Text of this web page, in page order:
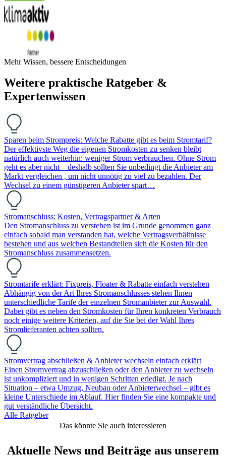
Mehr Wissen, bessere Entscheidungen
Weitere praktische Ratgeber &
Expertenwissen
Sparen beim Strompreis: Welche Rabatte gibt es beim Stromtarif?
Der effektivste Weg die eigenen Stromkosten zu senken bleibt
natürlich auch weiterhin: weniger Strom verbrauchen. Ohne Strom
geht es aber nicht – deshalb sollten Sie unbedingt die Anbieter am
Markt vergleichen , um nicht unnötig zu viel zu bezahlen. Der
Wechsel zu einem günstigeren Anbieter spart…
Stromanschluss: Kosten, Vertragspartner & Arten
Den Stromanschluss zu verstehen ist im Grunde genommen ganz
einfach sobald man verstanden hat, welche Vertragsverhältnisse
bestehen und aus welchen Bestandteilen sich die Kosten für den
Stromanschluss zusammensetzen.
Stromtarife erklärt: Fixpreis, Floater & Rabatte einfach verstehen
Abhängig von der Art Ihres Stromanschlusses stehen Ihnen
unterschiedliche Tarife der einzelnen Stromanbieter zur Auswahl.
Dabei gibt es neben den Stromkosten für Ihren konkreten Verbrauch
noch einige weitere Kriterien, auf die Sie bei der Wahl Ihres
Stromlieferanten achten sollten.
Stromvertrag abschließen & Anbieter wechseln einfach erklärt
Einen Stromvertrag abzuschließen oder den Anbieter zu wechseln
ist unkompliziert und in wenigen Schritten erledigt. Je nach
Situation – etwa Umzug, Neubau oder Anbieterwechsel – gibt es
kleine Unterschiede im Ablauf. Hier finden Sie eine kompakte und
gut verständliche Übersicht.
Alle Ratgeber
Das könnte Sie auch interessieren
Aktuelle News und Beiträge aus unserem